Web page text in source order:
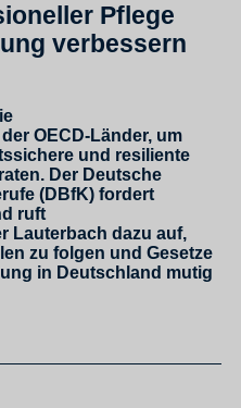
Pflege
verbessern
OECD-Länder, um
und resiliente
Der Deutsche
(DBfK) fordert
ruft
Lauterbach dazu auf,
zu folgen und Gesetze
in Deutschland mutig